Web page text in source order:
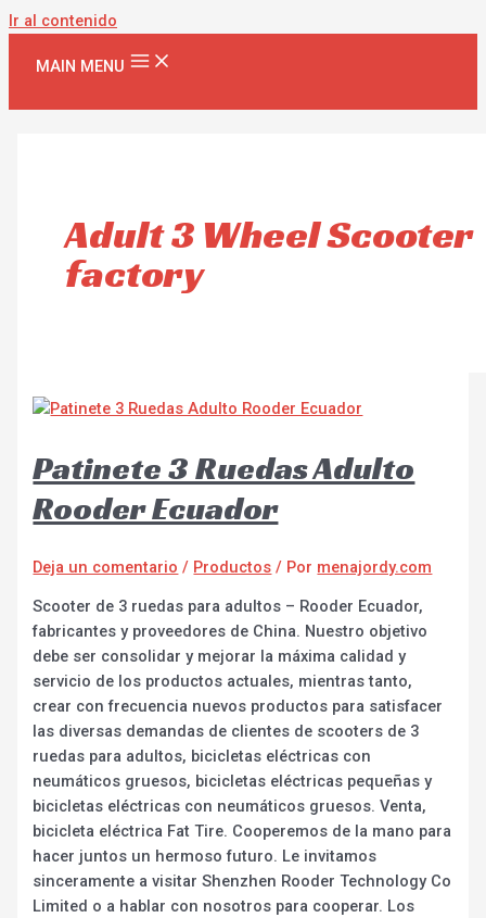
Ir al contenido
MAIN MENU
Adult 3 Wheel Scooter
factory
Patinete 3 Ruedas Adulto
Rooder Ecuador
Deja un comentario / Productos / Por menajordy.com
Scooter de 3 ruedas para adultos – Rooder Ecuador,
fabricantes y proveedores de China. Nuestro objetivo
debe ser consolidar y mejorar la máxima calidad y
servicio de los productos actuales, mientras tanto,
crear con frecuencia nuevos productos para satisfacer
las diversas demandas de clientes de scooters de 3
ruedas para adultos, bicicletas eléctricas con
neumáticos gruesos, bicicletas eléctricas pequeñas y
bicicletas eléctricas con neumáticos gruesos. Venta,
bicicleta eléctrica Fat Tire. Cooperemos de la mano para
hacer juntos un hermoso futuro. Le invitamos
sinceramente a visitar Shenzhen Rooder Technology Co
Limited o a hablar con nosotros para cooperar. Los